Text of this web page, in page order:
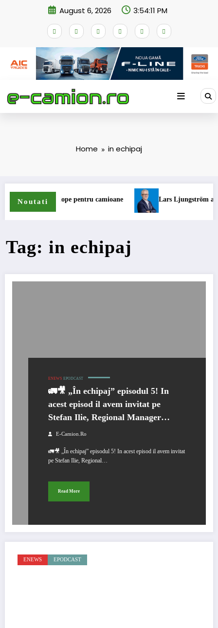
August 6, 2026 3:54:12 PM
Home in echipaj
Noutati
de anvelope pentru camioane Lars Ljungström a fost
Tag: in echipaj
ENEWS EPODCAST
🚛🎥 „În echipaj” episodul 5! In
acest episod il avem invitat pe
Stefan Ilie, Regional Manager
Eurowag
E-Camion.ro
🚛🎥 „În echipaj” episodul 5! In acest episod il avem invitat
pe Stefan Ilie, Regional…
Read More
ENEWS EPODCAST